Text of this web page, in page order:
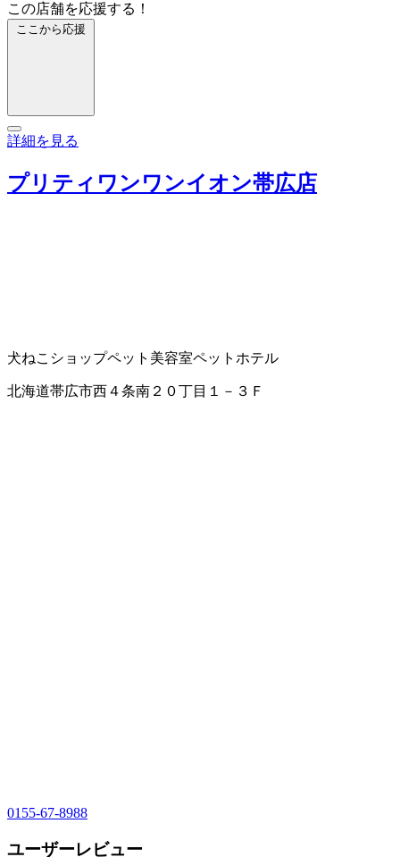
この店舗を応援する！
ここから応援
詳細を見る
プリティワンワンイオン帯広店
犬ねこショップペット美容室ペットホテル
北海道帯広市西４条南２０丁目１－３Ｆ
0155-67-8988
ユーザーレビュー